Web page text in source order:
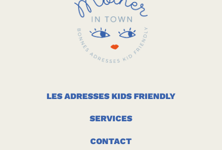
LES ADRESSES KIDS FRIENDLY
SERVICES
CONTACT